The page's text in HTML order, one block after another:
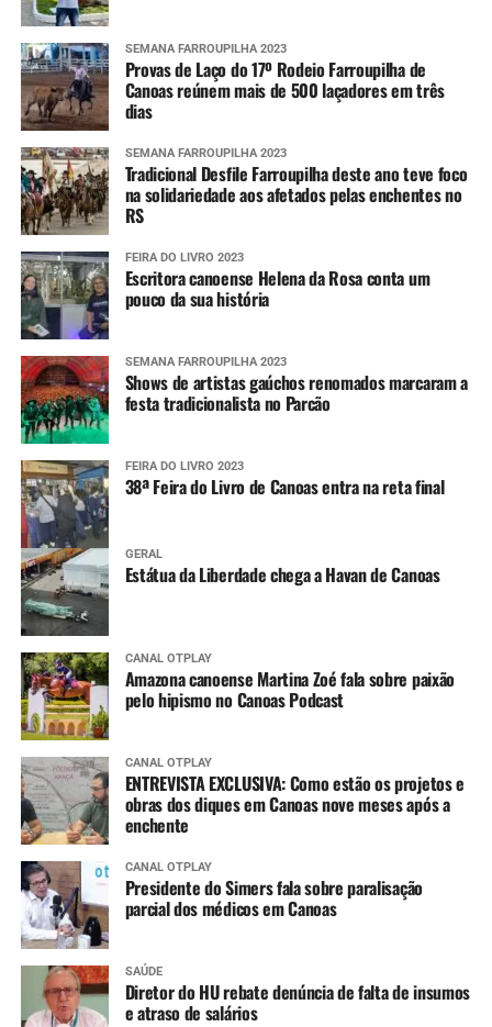
SEMANA FARROUPILHA 2023
Provas de Laço do 17º Rodeio Farroupilha de
Canoas reúnem mais de 500 laçadores em três
dias
SEMANA FARROUPILHA 2023
Tradicional Desfile Farroupilha deste ano teve foco
na solidariedade aos afetados pelas enchentes no
RS
FEIRA DO LIVRO 2023
Escritora canoense Helena da Rosa conta um
pouco da sua história
SEMANA FARROUPILHA 2023
Shows de artistas gaúchos renomados marcaram a
festa tradicionalista no Parcão
FEIRA DO LIVRO 2023
38ª Feira do Livro de Canoas entra na reta final
GERAL
Estátua da Liberdade chega a Havan de Canoas
CANAL OTPLAY
Amazona canoense Martina Zoé fala sobre paixão
pelo hipismo no Canoas Podcast
CANAL OTPLAY
ENTREVISTA EXCLUSIVA: Como estão os projetos e
obras dos diques em Canoas nove meses após a
enchente
CANAL OTPLAY
Presidente do Simers fala sobre paralisação
parcial dos médicos em Canoas
SAÚDE
Diretor do HU rebate denúncia de falta de insumos
e atraso de salários